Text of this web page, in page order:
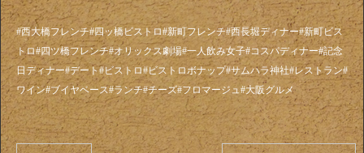
#西大橋フレンチ#四ッ橋ビストロ#新町フレンチ#西長堀ディナー#新町ビス
トロ#四ツ橋フレンチ#オリックス劇場#一人飲み女子#コスパディナー#記念
日ディナー#デート#ビストロ#ビストロボナップ#サムハラ神社#レストラン#
ワイン#ブイヤベース#ランチ#チーズ#フロマージュ#大阪グルメ